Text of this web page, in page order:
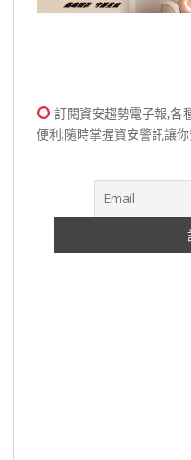
訂閱資安趨勢電子報,各
便利;隨時掌握資安警訊讓